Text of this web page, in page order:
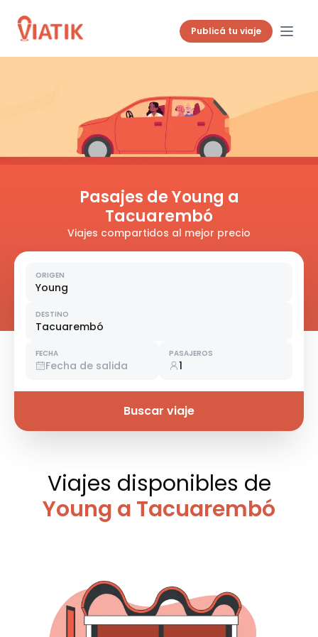
Publicá tu viaje
Pasajes de Young a
Tacuarembó
Viajes compartidos al mejor precio
ORIGEN
Young
DESTINO
Tacuarembó
FECHA
Fecha de salida
PASAJEROS
1
Buscar viaje
Viajes disponibles de
Young a Tacuarembó